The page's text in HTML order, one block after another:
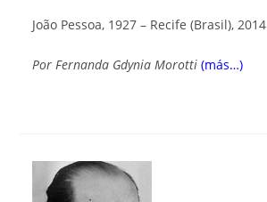
João Pessoa, 1927 – Recife (Brasil), 2014
Por Fernanda Gdynia Morotti (más…)